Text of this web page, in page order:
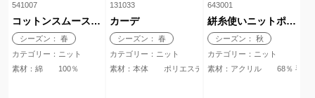
541007
コットンスムースショートボレロ
シーズン： 春
カテゴリー：ニット
素材：綿 100％
131033
カーデ
シーズン： 春
カテゴリー：ニット
素材：本体 ポリエステル 100％ リブ部分
643001
絣糸使いニットポンチョ
シーズン： 秋
カテゴリー：ニット
素材：アクリル 68